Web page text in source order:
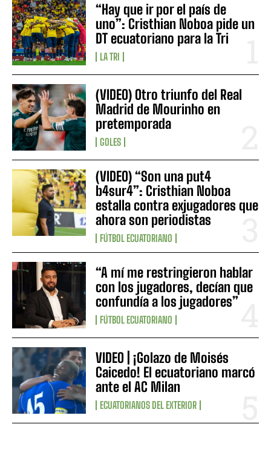
“Hay que ir por el país de
uno”: Cristhian Noboa pide un
DT ecuatoriano para la Tri
LA TRI
(VIDEO) Otro triunfo del Real
Madrid de Mourinho en
pretemporada
GOLES
(VIDEO) “Son una put4
b4sur4”: Cristhian Noboa
estalla contra exjugadores que
ahora son periodistas
FÚTBOL ECUATORIANO
“A mí me restringieron hablar
con los jugadores, decían que
confundía a los jugadores”
FÚTBOL ECUATORIANO
VIDEO | ¡Golazo de Moisés
Caicedo! El ecuatoriano marcó
ante el AC Milan
ECUATORIANOS DEL EXTERIOR